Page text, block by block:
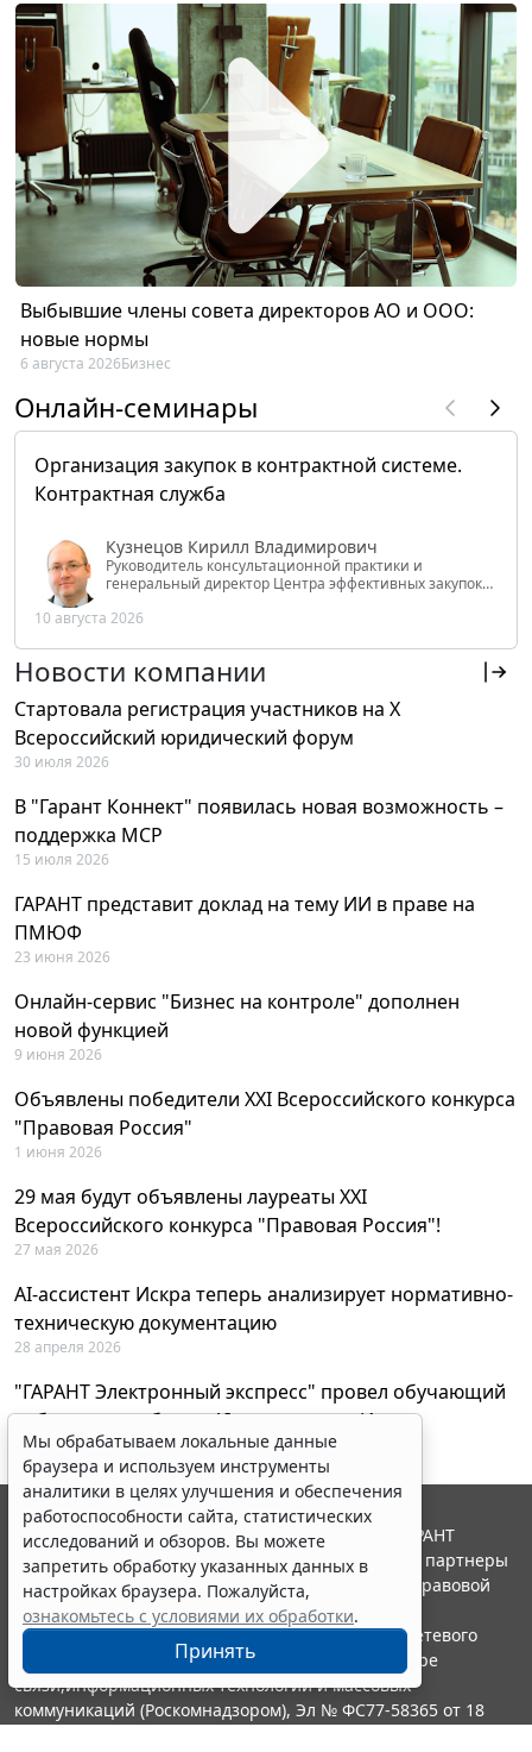
Выбывшие члены совета директоров АО и ООО:
новые нормы
6 августа 2026Бизнес
Онлайн-семинары
Организация закупок в контрактной системе.
Контрактная служба
Кузнецов Кирилл Владимирович
Руководитель консультационной практики и
генеральный директор Центра эффективных закупок
РФ
10 августа 2026
Новости компании
Стартовала регистрация участников на X
Всероссийский юридический форум
30 июля 2026
В "Гарант Коннект" появилась новая возможность –
поддержка MCP
15 июля 2026
ГАРАНТ представит доклад на тему ИИ в праве на
ПМЮФ
23 июня 2026
Онлайн-сервис "Бизнес на контроле" дополнен
новой функцией
9 июня 2026
Объявлены победители XXI Всероссийского конкурса
"Правовая Россия"
1 июня 2026
29 мая будут объявлены лауреаты XXI
Всероссийского конкурса "Правовая Россия"!
27 мая 2026
AI-ассистент Искра теперь анализирует нормативно-
техническую документацию
28 апреля 2026
"ГАРАНТ Электронный экспресс" провел обучающий
вебинар по работе с AI-ассистентом Искра
23 апреля 2026
Мы обрабатываем локальные данные
браузера и используем инструменты
аналитики в целях улучшения и обеспечения
работоспособности сайта, статистических
исследований и обзоров. Вы можете
запретить обработку указанных данных в
настройках браузера. Пожалуйста,
ознакомьтесь с условиями их обработки.
Принять
© ООО "НПП "ГАРАНТ-СЕРВИС", 2026. Система ГАРАНТ
выпускается с 1990 года. Компания "Гарант" и ее партнеры
являются участниками Российской ассоциации правовой
информации ГАРАНТ.
Портал ГАРАНТ.РУ зарегистрирован в качестве сетевого
издания Федеральной службой по надзору в сфере
связи,информационных технологий и массовых
коммуникаций (Роскомнадзором), Эл № ФС77-58365 от 18